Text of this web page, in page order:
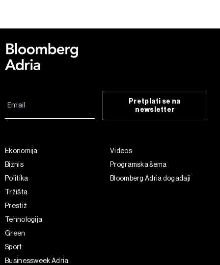
Pretplati se na
newsletter
Ekonomija
Biznis
Politika
Tržišta
Prestiž
Tehnologija
Green
Sport
Businessweek Adria
Videos
Programska šema
Bloomberg Adria događaji